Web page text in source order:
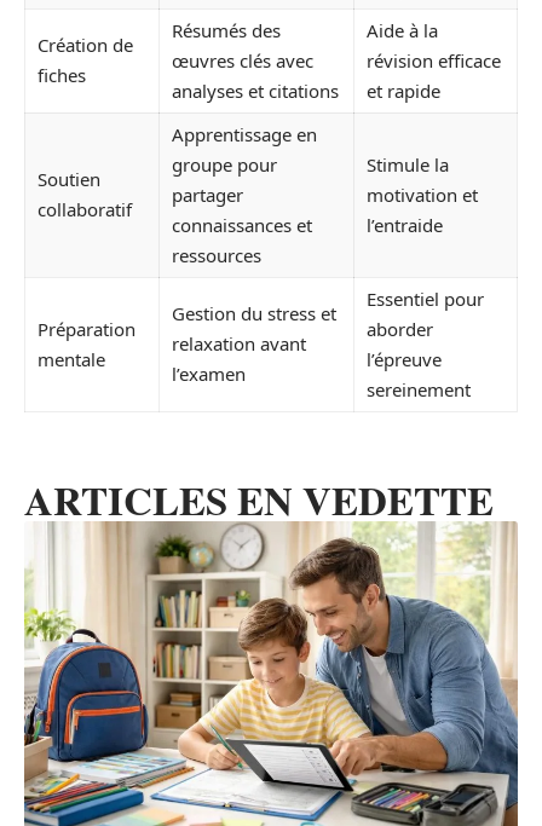
Création de
fiches
Résumés des
œuvres clés avec
analyses et citations
Aide à la
révision efficace
et rapide
Soutien
collaboratif
Apprentissage en
groupe pour
partager
connaissances et
ressources
Stimule la
motivation et
l’entraide
Préparation
mentale
Gestion du stress et
relaxation avant
l’examen
Essentiel pour
aborder
l’épreuve
sereinement
ARTICLES EN VEDETTE